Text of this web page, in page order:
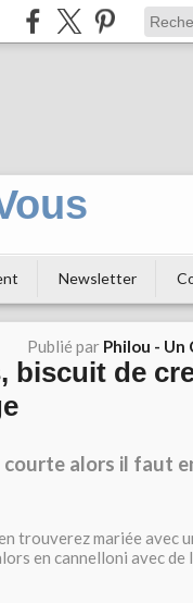
Newsletter
Publié par Philou - Un
biscuit de
courte alors il faut
trouverez mariée avec
en cannelloni avec